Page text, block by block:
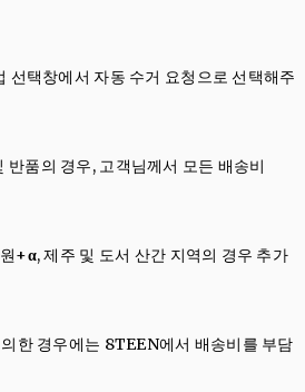
택창에서 자동 수거 요청으로 선택해주
반품의 경우, 고객님께서 모든 배송비
+α, 제주 및 도서 산간 지역의 경우 추가
한 경우에는 8TEEN에서 배송비를 부담